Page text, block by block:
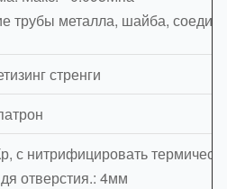
трубы металла, шайба,
стренги
с нитрифицировать
отверстия.: 4мм